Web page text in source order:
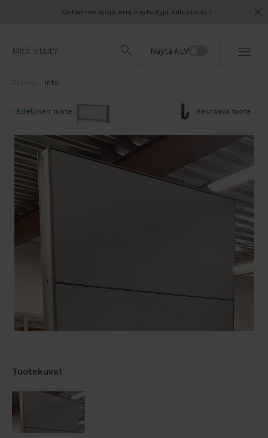
Ostamme isoja eriä käytettyjä kalusteita
Näytä ALV
Info
Edellinen tuote Seuraava tuote
Tuotekuvat